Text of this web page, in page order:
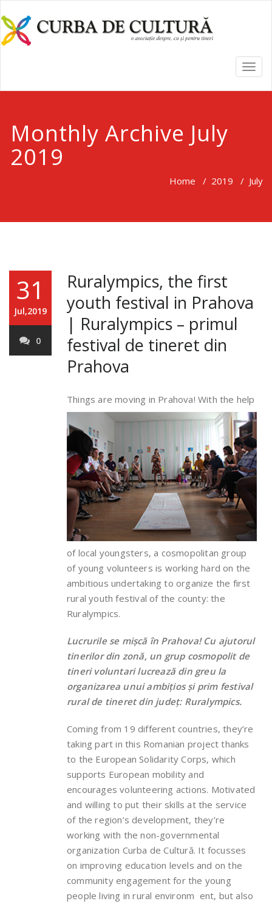
Monthly Archive July
2019
Home / 2019 / July
31
Jul,2019
0
Ruralympics, the first
youth festival in Prahova
| Ruralympics – primul
festival de tineret din
Prahova
Things are moving in Prahova! With the help
of local youngsters, a cosmopolitan group
of young volunteers is working hard on the
ambitious undertaking to organize the first
rural youth festival of the county: the
Ruralympics.
Lucrurile se mișcă în Prahova! Cu ajutorul
tinerilor din zonă, un grup cosmopolit de
tineri voluntari lucrează din greu la
organizarea unui ambițios și prim festival
rural de tineret din județ: Ruralympics.
Coming from 19 different countries, they’re
taking part in this Romanian project thanks
to the European Solidarity Corps, which
supports European mobility and
encourages volunteering actions. Motivated
and willing to put their skills at the service
of the region’s development, they’re
working with the non-governmental
organization Curba de Cultură. It focusses
on improving education levels and on the
community engagement for the young
people living in rural environm ent, but also